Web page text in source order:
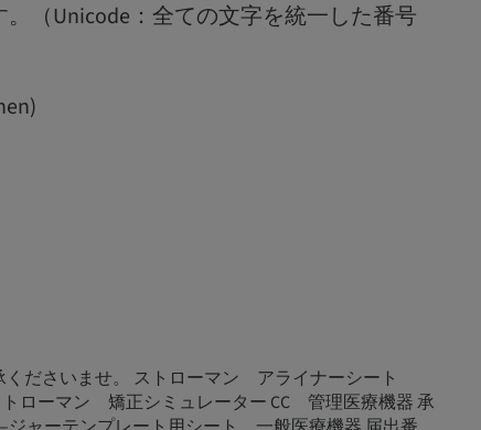
（Unicode：全ての文字を統一した番号
ださいませ。 ストローマン アライナーシート
トローマン 矯正シミュレーター CC 管理医療機器 承